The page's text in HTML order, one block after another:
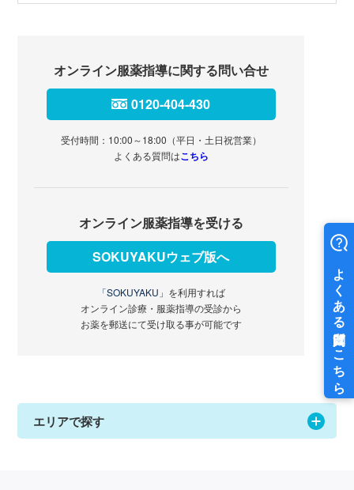
オンライン服薬指導に関する問い合せ
0120-404-430
受付時間：10:00～18:00（平日・土日祝営業）
よくある質問はこちら
オンライン服薬指導を受ける
SOKUYAKUウェブ版へ
「SOKUYAKU」 を利用すれば
オンライン診療・服薬指導の受診から
お薬を郵送にて受け取る事が可能です
エリアで探す